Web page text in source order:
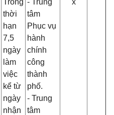
thời
hạn
7,5
ngày
làm
việc
kể từ
ngày
nhận
tâm
Phục vụ
hành
chính
công
thành
phố.
- Trung
tâm